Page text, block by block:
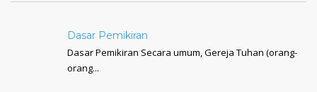
Dasar Pemikiran
Dasar Pemikiran Secara umum, Gereja Tuhan (orang-
orang...